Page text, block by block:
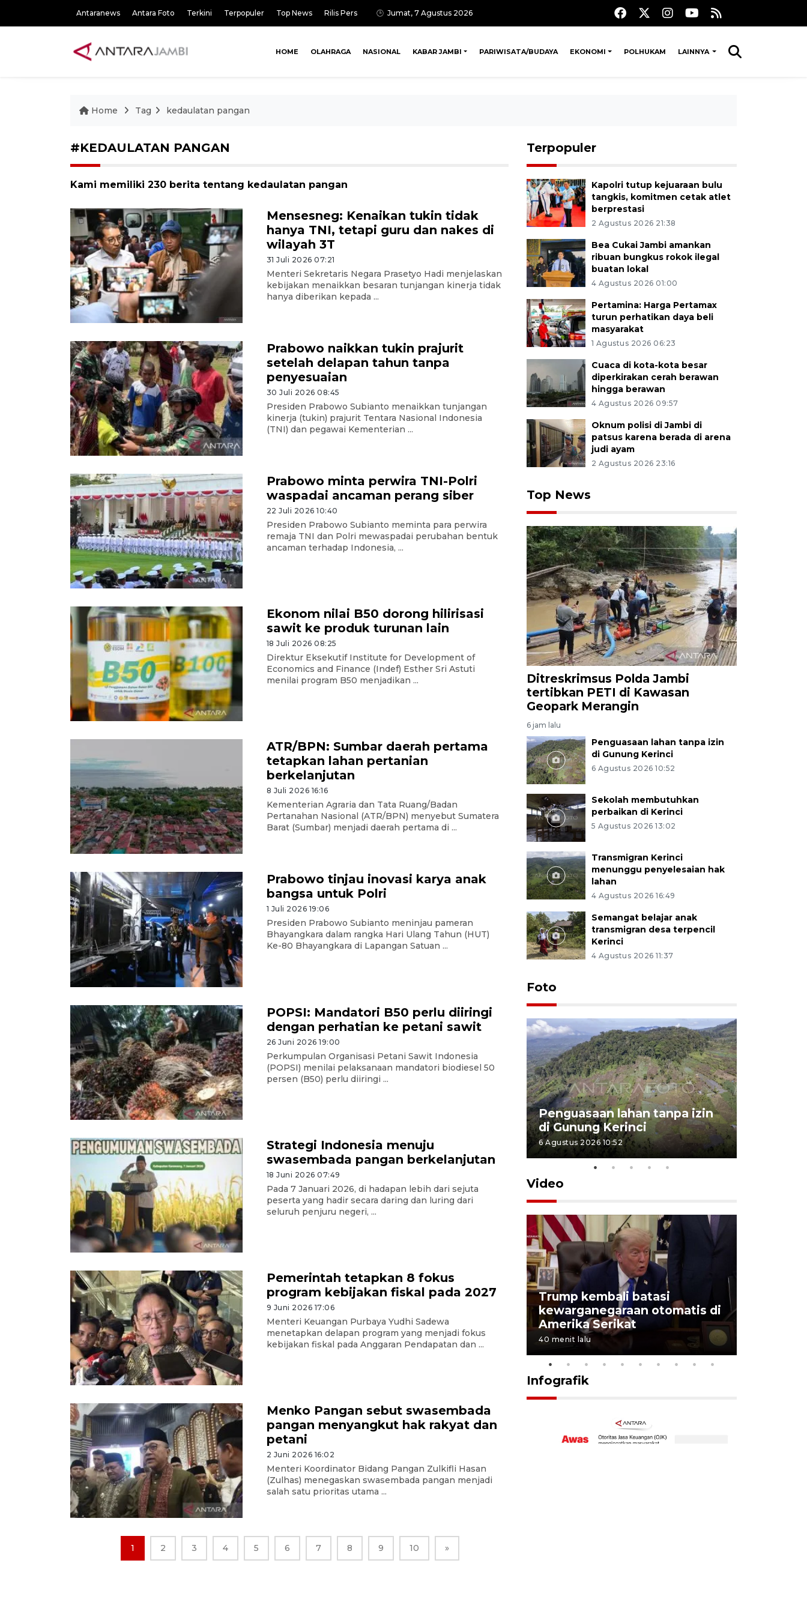
Antaranews Antara Foto Terkini Terpopuler Top News Rilis Pers Jumat, 7 Agustus 2026
HOME OLAHRAGA NASIONAL KABAR JAMBI PARIWISATA/BUDAYA EKONOMI POLHUKAM LAINNYA
Home Tag kedaulatan pangan
#KEDAULATAN PANGAN
Kami memiliki 230 berita tentang kedaulatan pangan
Mensesneg: Kenaikan tukin tidak
hanya TNI, tetapi guru dan nakes di
wilayah 3T
31 Juli 2026 07:21
Menteri Sekretaris Negara Prasetyo Hadi menjelaskan
kebijakan menaikkan besaran tunjangan kinerja tidak
hanya diberikan kepada ...
Prabowo naikkan tukin prajurit
setelah delapan tahun tanpa
penyesuaian
30 Juli 2026 08:45
Presiden Prabowo Subianto menaikkan tunjangan
kinerja (tukin) prajurit Tentara Nasional Indonesia
(TNI) dan pegawai Kementerian ...
Prabowo minta perwira TNI-Polri
waspadai ancaman perang siber
22 Juli 2026 10:40
Presiden Prabowo Subianto meminta para perwira
remaja TNI dan Polri mewaspadai perubahan bentuk
ancaman terhadap Indonesia, ...
Ekonom nilai B50 dorong hilirisasi
sawit ke produk turunan lain
18 Juli 2026 08:25
Direktur Eksekutif Institute for Development of
Economics and Finance (Indef) Esther Sri Astuti
menilai program B50 menjadikan ...
ATR/BPN: Sumbar daerah pertama
tetapkan lahan pertanian
berkelanjutan
8 Juli 2026 16:16
Kementerian Agraria dan Tata Ruang/Badan
Pertanahan Nasional (ATR/BPN) menyebut Sumatera
Barat (Sumbar) menjadi daerah pertama di ...
Prabowo tinjau inovasi karya anak
bangsa untuk Polri
1 Juli 2026 19:06
Presiden Prabowo Subianto meninjau pameran
Bhayangkara dalam rangka Hari Ulang Tahun (HUT)
Ke-80 Bhayangkara di Lapangan Satuan ...
POPSI: Mandatori B50 perlu diiringi
dengan perhatian ke petani sawit
26 Juni 2026 19:00
Perkumpulan Organisasi Petani Sawit Indonesia
(POPSI) menilai pelaksanaan mandatori biodiesel 50
persen (B50) perlu diiringi ...
Strategi Indonesia menuju
swasembada pangan berkelanjutan
18 Juni 2026 07:49
Pada 7 Januari 2026, di hadapan lebih dari sejuta
peserta yang hadir secara daring dan luring dari
seluruh penjuru negeri, ...
Pemerintah tetapkan 8 fokus
program kebijakan fiskal pada 2027
9 Juni 2026 17:06
Menteri Keuangan Purbaya Yudhi Sadewa
menetapkan delapan program yang menjadi fokus
kebijakan fiskal pada Anggaran Pendapatan dan ...
Menko Pangan sebut swasembada
pangan menyangkut hak rakyat dan
petani
2 Juni 2026 16:02
Menteri Koordinator Bidang Pangan Zulkifli Hasan
(Zulhas) menegaskan swasembada pangan menjadi
salah satu prioritas utama ...
1 2 3 4 5 6 7 8 9 10 »
Terpopuler
Kapolri tutup kejuaraan bulu
tangkis, komitmen cetak atlet
berprestasi
2 Agustus 2026 21:38
Bea Cukai Jambi amankan
ribuan bungkus rokok ilegal
buatan lokal
4 Agustus 2026 01:00
Pertamina: Harga Pertamax
turun perhatikan daya beli
masyarakat
1 Agustus 2026 06:23
Cuaca di kota-kota besar
diperkirakan cerah berawan
hingga berawan
4 Agustus 2026 09:57
Oknum polisi di Jambi di
patsus karena berada di arena
judi ayam
2 Agustus 2026 23:16
Top News
Ditreskrimsus Polda Jambi
tertibkan PETI di Kawasan
Geopark Merangin
6 jam lalu
Penguasaan lahan tanpa izin
di Gunung Kerinci
6 Agustus 2026 10:52
Sekolah membutuhkan
perbaikan di Kerinci
5 Agustus 2026 13:02
Transmigran Kerinci
menunggu penyelesaian hak
lahan
4 Agustus 2026 16:49
Semangat belajar anak
transmigran desa terpencil
Kerinci
4 Agustus 2026 11:37
Foto
3 Agustus 2026 10:57
Penguasaan lahan tanpa izin
di Gunung Kerinci
6 Agustus 2026 10:52
Video
Inginkan Timnas tembus Piala
Dunia, Presiden: Terus
berbenah
18 jam lalu
Trump kembali batasi
kewarganegaraan otomatis di
Amerika Serikat
40 menit lalu
Infografik